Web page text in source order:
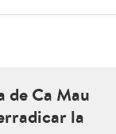
Ca Mau
la